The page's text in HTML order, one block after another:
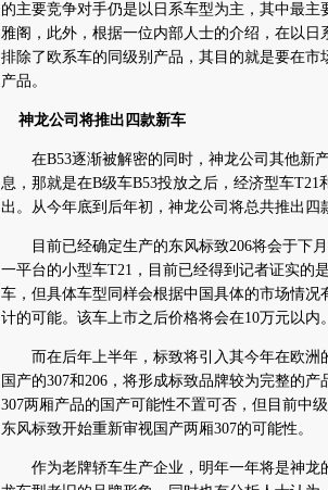
的主要竞争对手仍是以日系车型为主，其中最主
雅阁 ，此外，根据一位内部人士的介绍，在以
排除了欧系车的同级别产品，其目的就是要在
产品。
神龙公司将推出四款新车
在B53逐渐被解密的同时，神龙公司其他新
息，那就是在B级车B53投放之后，经济型车T21
出。从今年底到后年初，神龙公司将总共推出四
目前已经确定生产的东风标致206将会于下
一平台的小型车T21，目前已经得到记者证实的
车，但具体车型同样会根据中国具体的市场情
计的可能。该车上市之后价格将会在10万元以内。
而在后年上半年，标致将引入其今年在欧
国产的307和206 ，将形成标致品牌较为完整的
307两厢产品的国产可能性不置可否，但目前中
东风标致开始重新审视国产两厢307的可能性。
作为老牌轿车生产企业，明年一年将是神龙